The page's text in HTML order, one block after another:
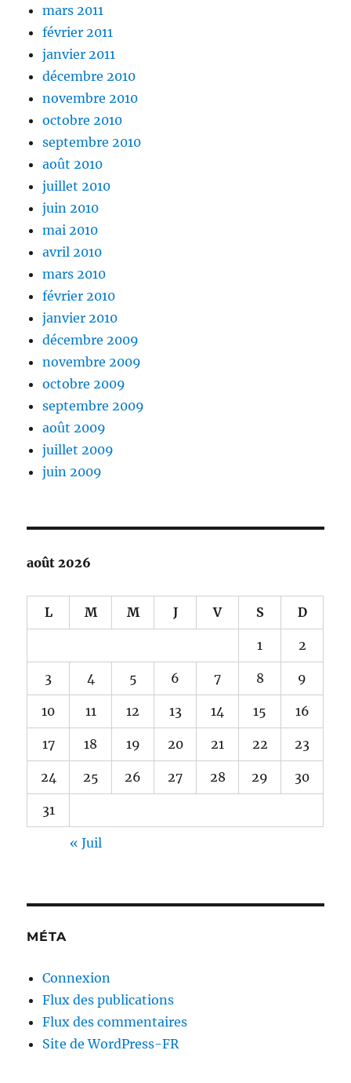
mars 2011
février 2011
janvier 2011
décembre 2010
novembre 2010
octobre 2010
septembre 2010
août 2010
juillet 2010
juin 2010
mai 2010
avril 2010
mars 2010
février 2010
janvier 2010
décembre 2009
novembre 2009
octobre 2009
septembre 2009
août 2009
juillet 2009
juin 2009
août 2026
L M M J V S D
1 2
3 4 5 6 7 8 9
10 11 12 13 14 15 16
17 18 19 20 21 22 23
24 25 26 27 28 29 30
31
« Juil
MÉTA
Connexion
Flux des publications
Flux des commentaires
Site de WordPress-FR